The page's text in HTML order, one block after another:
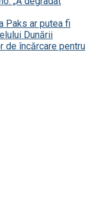
Paks ar putea fi
Dunării
de încărcare pentru